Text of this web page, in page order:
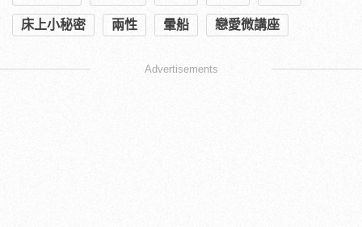
床上小秘密 兩性 暈船 戀愛微講座
Advertisements